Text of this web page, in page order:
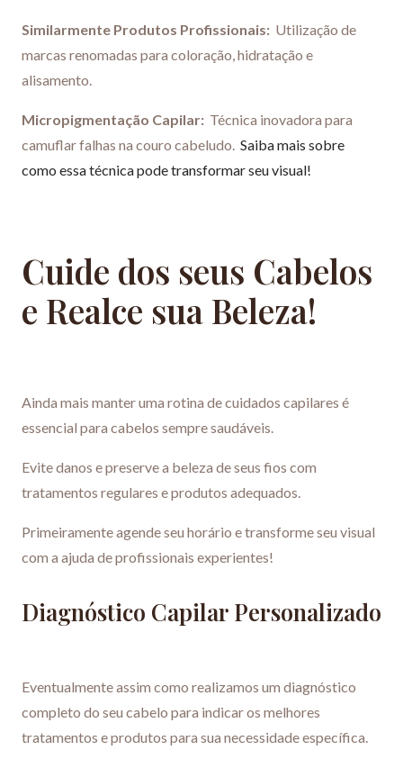
Similarmente Produtos Profissionais: Utilização de
marcas renomadas para coloração, hidratação e
alisamento.
Micropigmentação Capilar: Técnica inovadora para
camuflar falhas na couro cabeludo. Saiba mais sobre
como essa técnica pode transformar seu visual!
Cuide dos seus Cabelos
e Realce sua Beleza!
Ainda mais manter uma rotina de cuidados capilares é
essencial para cabelos sempre saudáveis.
Evite danos e preserve a beleza de seus fios com
tratamentos regulares e produtos adequados.
Primeiramente agende seu horário e transforme seu visual
com a ajuda de profissionais experientes!
Diagnóstico Capilar Personalizado
Eventualmente assim como realizamos um diagnóstico
completo do seu cabelo para indicar os melhores
tratamentos e produtos para sua necessidade específica.